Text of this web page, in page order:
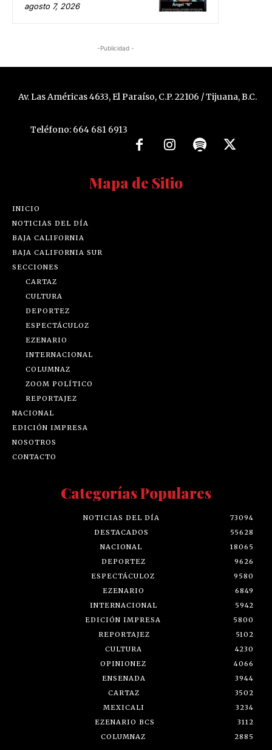
agosto 7, 2026
-Publicidad -
Av. Las Américas 4633, El Paraíso, C.P. 22106 / Tijuana, B.C.
Teléfono: 664 681 6913
Mapa de Sitio
INICIO
NOTICIAS DEL DÍA
BAJA CALIFORNIA
BAJA CALIFORNIA SUR
SECCIONES
CARTAZ
CULTURA
DEPORTEZ
ESPECTÁCULOZ
EZENARIO
INTERNACIONAL
COLUMNAZ
ZOOM POLÍTICO
REPORTAJEZ
NACIONAL
EDICIÓN IMPRESA
NOSOTROS
CONTACTO
Categorías Populares
NOTICIAS DEL DÍA
73094
DESTACADOS
55628
NACIONAL
18065
DEPORTEZ
9626
ESPECTÁCULOZ
9580
EZENARIO
6849
INTERNACIONAL
5942
EDICIÓN IMPRESA
5800
REPORTAJEZ
5102
CULTURA
4230
OPINIONEZ
4066
ENSENADA
3944
CARTAZ
3502
MEXICALI
3234
EZENARIO BCS
3112
COLUMNAZ
2885